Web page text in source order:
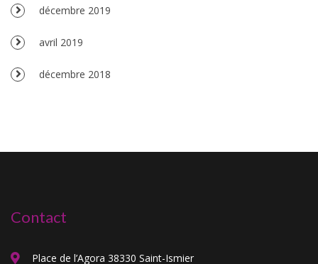
décembre 2019
avril 2019
décembre 2018
Contact
Place de l’Agora 38330 Saint-Ismier